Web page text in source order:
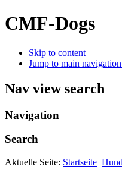
CMF-Dogs
Skip to content
Jump to main
Nav view search
Navigation
Search
Aktuelle Seite: Startseite